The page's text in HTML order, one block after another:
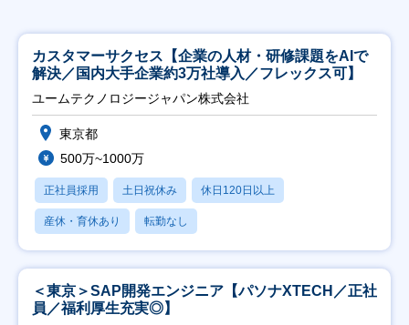
カスタマーサクセス【企業の人材・研修課題をAIで
解決／国内大手企業約3万社導入／フレックス可】
ユームテクノロジージャパン株式会社
東京都
500万~1000万
正社員採用 土日祝休み 休日120日以上
産休・育休あり 転勤なし
＜東京＞SAP開発エンジニア【パソナXTECH／正社
員／福利厚生充実◎】